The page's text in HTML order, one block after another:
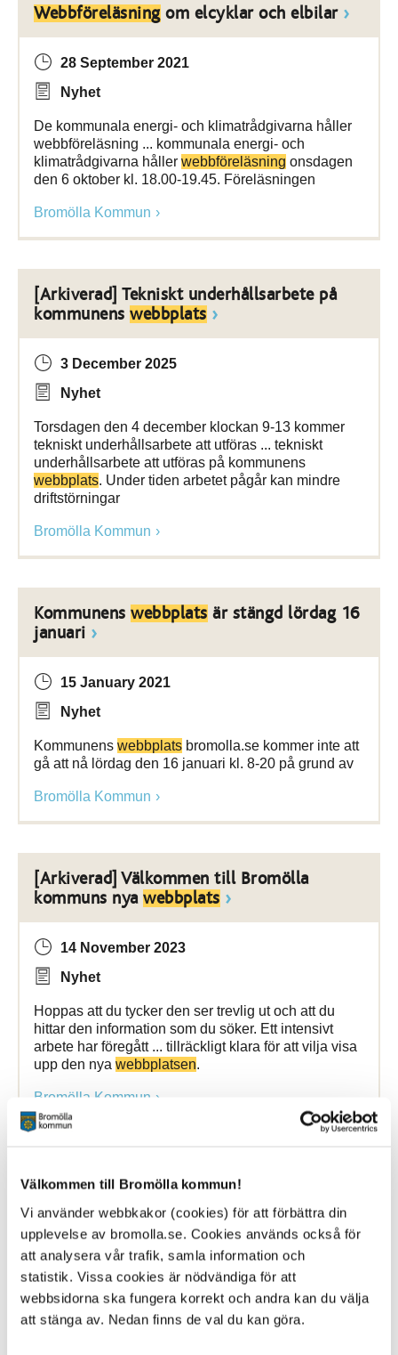
Välkommen till Bromölla kommun!
Vi använder webbkakor (cookies) för att förbättra din
upplevelse av bromolla.se. Cookies används också för
att analysera vår trafik, samla information och
statistik. Vissa cookies är nödvändiga för att
webbsidorna ska fungera korrekt och andra kan du välja
att stänga av. Nedan finns de val du kan göra.
Webbföreläsning om elcyklar och elbilar
28 September 2021
Nyhet
De kommunala energi- och klimatrådgivarna håller
webbföreläsning ... kommunala energi- och
klimatrådgivarna håller webbföreläsning onsdagen
den 6 oktober kl. 18.00-19.45. Föreläsningen
Bromölla Kommun
[Arkiverad] Tekniskt underhållsarbete på
kommunens webbplats
3 December 2025
Nyhet
Torsdagen den 4 december klockan 9-13 kommer
tekniskt underhållsarbete att utföras ... tekniskt
underhållsarbete att utföras på kommunens
webbplats. Under tiden arbetet pågår kan mindre
driftstörningar
Bromölla Kommun
Kommunens webbplats är stängd lördag 16
januari
15 January 2021
Nyhet
Kommunens webbplats bromolla.se kommer inte att
gå att nå lördag den 16 januari kl. 8-20 på grund av
Bromölla Kommun
[Arkiverad] Välkommen till Bromölla
kommuns nya webbplats
14 November 2023
Nyhet
Hoppas att du tycker den ser trevlig ut och att du
hittar den information som du söker. Ett intensivt
arbete har föregått ... tillräckligt klara för att vilja visa
upp den nya webbplatsen.
Bromölla Kommun
[Arkiverad] Tömningskalendern för
12 January 2026
Nyhet
Nu finns tömningskalendern för sophämtning 2026
tillgänglig här på kommunens webbplats. ...